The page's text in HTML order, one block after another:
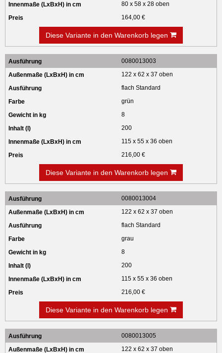
80 x 58 x 28 oben
164,00 €
Diese Variante in den Warenkorb legen
0080013003
122 x 62 x 37 oben
flach Standard
grün
8
200
115 x 55 x 36 oben
216,00 €
Diese Variante in den Warenkorb legen
0080013004
122 x 62 x 37 oben
flach Standard
grau
8
200
115 x 55 x 36 oben
216,00 €
Diese Variante in den Warenkorb legen
0080013005
122 x 62 x 37 oben